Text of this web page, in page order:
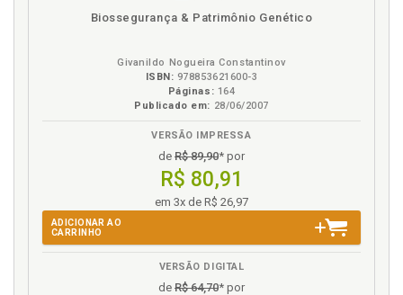
Biossegurança & Patrimônio Genético
Givanildo Nogueira Constantinov
ISBN: 978853621600-3
Páginas: 164
Publicado em: 28/06/2007
VERSÃO IMPRESSA
de R$ 89,90* por
R$ 80,91
em 3x de R$ 26,97
ADICIONAR AO
CARRINHO
VERSÃO DIGITAL
de R$ 64,70* por